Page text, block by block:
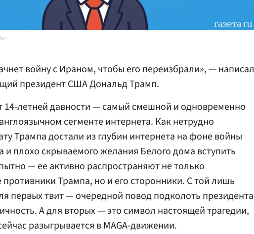
войну с Ираном, чтобы его переизбрали», — написал
президент США Дональд Трамп.
14-летней давности — самый смешной и одновременно
сегменте интернета. Как нетрудно
Трампа достали из глубин интернета на фоне войны
и плохо скрываемого желания Белого дома вступить
— ее активно распространяют не только
противники Трампа, но и его сторонники. С той лишь
первых твит — очередной повод подколоть президента
А для вторых — это символ настоящей трагедии,
разыгрывается в MAGA-движении.